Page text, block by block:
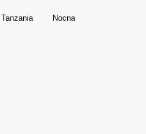
Tanzania Nocna